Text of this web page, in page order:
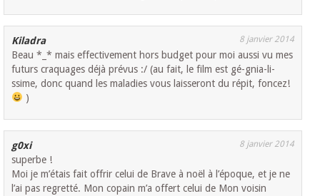
Kiladra 8 janvier 2014
Beau *_* mais effectivement hors budget pour moi aussi vu mes
futurs craquages déjà prévus :/ (au fait, le film est gé-gnia-li-
ssime, donc quand les maladies vous laisseront du répit, foncez!
)
g0xi 8 janvier 2014
superbe !
Moi je m’étais fait offrir celui de Brave à noël à l’époque, et je ne
l’ai pas regretté. Mon copain m’a offert celui de Mon voisin